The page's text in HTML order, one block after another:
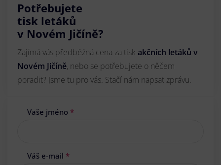
Potřebujete
tisk letáků
v Novém Jičíně?
Zajímá vás předběžná cena za tisk akčních letáků v
Novém Jičíně, nebo se potřebujete o něčem
poradit? Jsme tu pro vás. Stačí nám napsat zprávu.
Vaše jméno *
Váš e-mail *